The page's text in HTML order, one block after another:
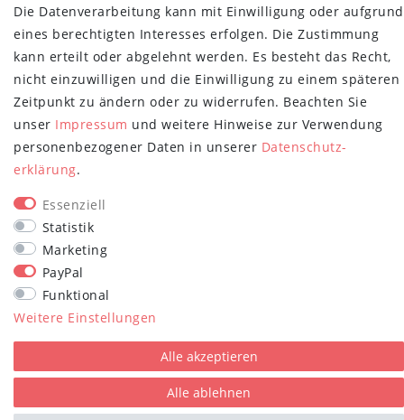
Newsletter
Honig
Hiermit bestätige ich, dass ich die Daten­schutz­erklärunggelesen habe.
STAY CONNECTED
Die Datenverarbeitung kann mit Einwilligung oder aufgrund
eines berechtigten Interesses erfolgen. Die Zustimmung
kann erteilt oder abgelehnt werden. Es besteht das Recht,
nicht einzuwilligen und die Einwilligung zu einem späteren
Zeitpunkt zu ändern oder zu widerrufen. Beachten Sie
unser Impressum und weitere Hinweise zur Verwendung
personenbezogener Daten in unserer Daten­schutz­
erklärung.
Essenziell
Statistik
Marketing
PayPal
Funktional
Weitere Einstellungen
Alle akzeptieren
Alle ablehnen